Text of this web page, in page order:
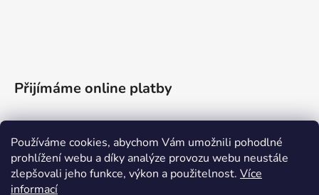
Používáme cookies, abychom Vám umožnili pohodlné
prohlížení webu a díky analýze provozu webu neustále
zlepšovali jeho funkce, výkon a použitelnost. Více
informací
Přijímáme online platby